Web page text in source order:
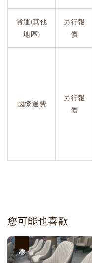
貨運(其他
地區)
另行報
價
國際運費
另行報
價
您可能也喜歡